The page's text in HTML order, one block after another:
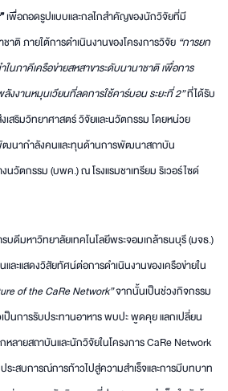
เพื่อถอดรูปแบบและกลไกสำคัญของนักวิจัยที่มี
ติ ภายใต้การดำเนินงานของโครงการวิจัย “การยก
นภาคีเครือข่ายสหสาขาระดับนานาชาติ เพื่อการ
งานหมุนเวียนที่ลดการใช้คาร์บอน ระยะที่ 2”ที่ได้รับ
สริมวิทยาศาสตร์ วิจัยและนวัตกรรม โดยหน่วย
ฒนากำลังคนและทุนด้านการพัฒนาสถาบัน
นวัตกรรม (บพค.) ณ โรงแรมชาเทรียม ริเวอร์ไซด์
บดีมหาวิทยาลัยเทคโนโลยีพระจอมเกล้าธนบุรี (มจธ.)
ละแสดงวิสัยทัศน์ต่อการดำเนินงานของเครือข่ายใน
of the CaRe Network”จากนั้นเป็นช่วงกิจกรรม
ป็นการรับประทานอาหาร พบปะ พูดคุย แลกเปลี่ยน
ลายสถาบันและนักวิจัยในโครงการ CaRe Network
ะสบการณ์การก้าวไปสู่ความสำเร็จและการมีบทบาท